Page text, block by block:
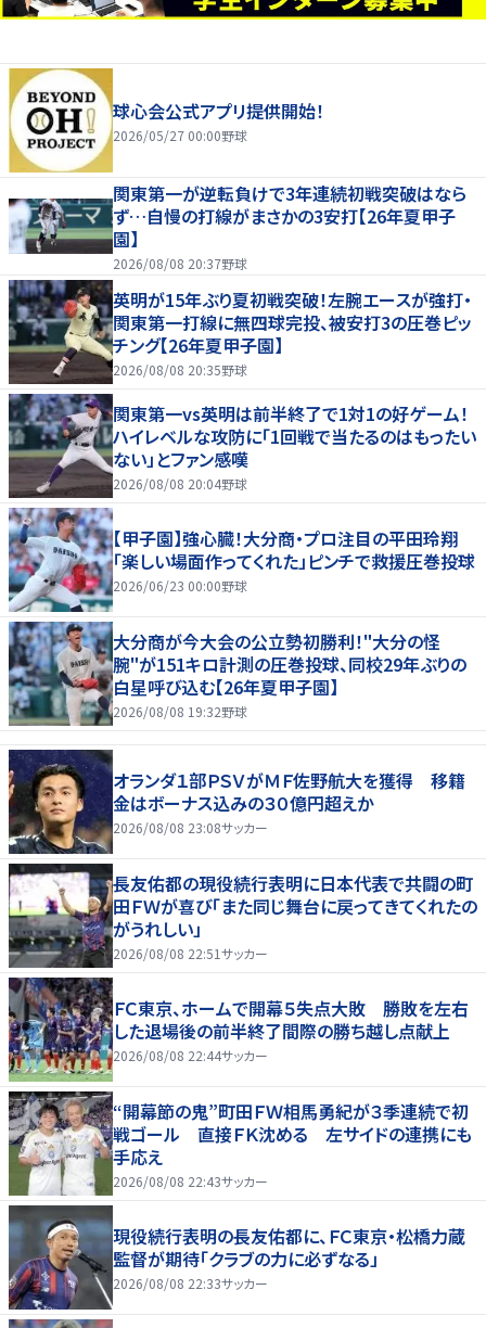
球心会公式アプリ提供開始！
2026/05/27 00:00野球
関東第一が逆転負けで3年連続初戦突破はなら
ず…自慢の打線がまさかの3安打【26年夏甲子
園】
2026/08/08 20:37野球
英明が15年ぶり夏初戦突破！左腕エースが強打・
関東第一打線に無四球完投、被安打3の圧巻ピッ
チング【26年夏甲子園】
2026/08/08 20:35野球
関東第一vs英明は前半終了で1対1の好ゲーム！
ハイレベルな攻防に「1回戦で当たるのはもったい
ない」とファン感嘆
2026/08/08 20:04野球
【甲子園】強心臓！大分商・プロ注目の平田玲翔
「楽しい場面作ってくれた」ピンチで救援圧巻投球
2026/06/23 00:00野球
大分商が今大会の公立勢初勝利！"大分の怪
腕"が151キロ計測の圧巻投球、同校29年ぶりの
白星呼び込む【26年夏甲子園】
2026/08/08 19:32野球
オランダ１部ＰＳＶがＭＦ佐野航大を獲得 移籍
金はボーナス込みの３０億円超えか
2026/08/08 23:08サッカー
長友佑都の現役続行表明に日本代表で共闘の町
田ＦＷが喜び「また同じ舞台に戻ってきてくれたの
がうれしい」
2026/08/08 22:51サッカー
ＦＣ東京、ホームで開幕５失点大敗 勝敗を左右
した退場後の前半終了間際の勝ち越し点献上
2026/08/08 22:44サッカー
“開幕節の鬼”町田ＦＷ相馬勇紀が３季連続で初
戦ゴール 直接ＦＫ沈める 左サイドの連携にも
手応え
2026/08/08 22:43サッカー
現役続行表明の長友佑都に、ＦＣ東京・松橋力蔵
監督が期待「クラブの力に必ずなる」
2026/08/08 22:33サッカー